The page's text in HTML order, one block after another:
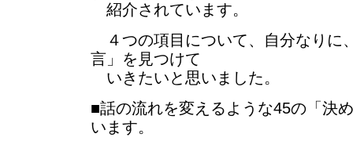
紹介されています。
４つの項目について、自分なりに
言」を見つけて
いきたいと思いました。
■話の流れを変えるような45の「決
います。